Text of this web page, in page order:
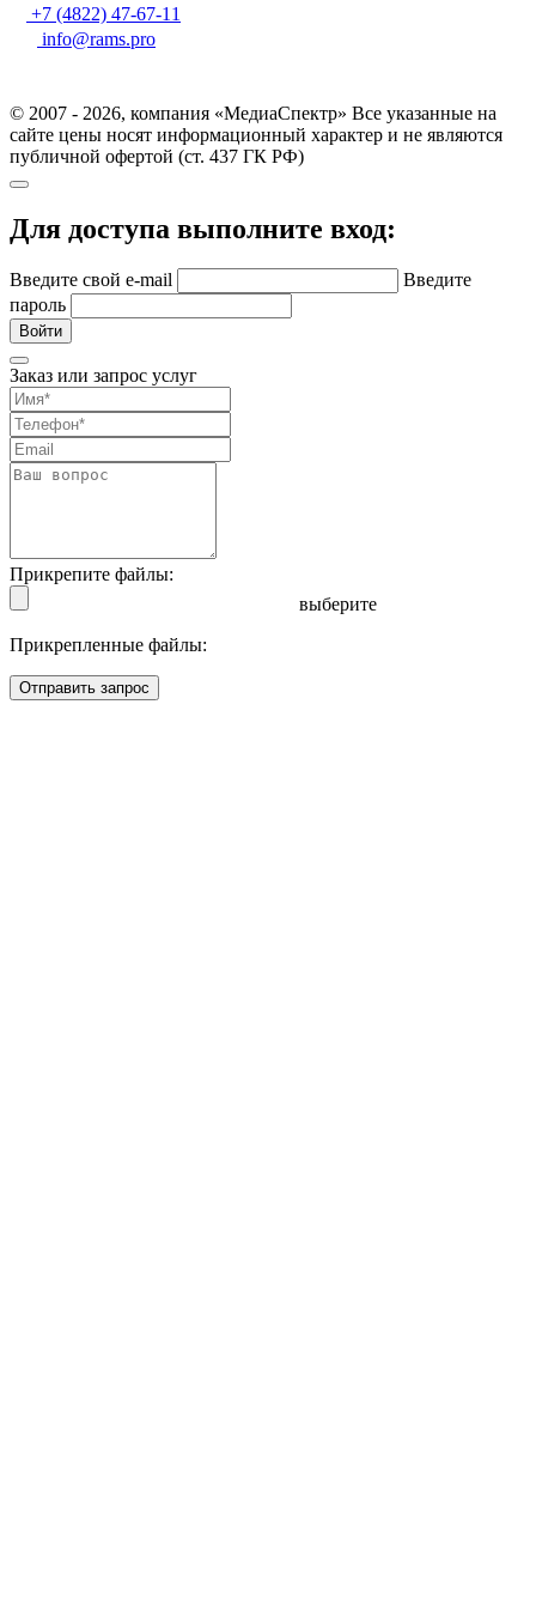
+7 (4822) 47-67-11
info@rams.pro
© 2007 - 2026, компания «МедиаСпектр» Все указанные на
сайте цены носят информационный характер и не являются
публичной офертой (ст. 437 ГК РФ)
Для доступа выполните вход:
Введите свой e-mail
Введите
пароль
Войти
Заказ или запрос услуг
Прикрепите файлы:
выберите
Прикрепленные файлы:
Отправить запрос